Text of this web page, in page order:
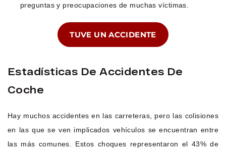
preguntas y preocupaciones de muchas víctimas.
TUVE UN ACCIDENTE
Estadísticas De Accidentes De
Coche
Hay muchos accidentes en las carreteras, pero las colisiones
en las que se ven implicados vehículos se encuentran entre
las más comunes. Estos choques representaron el 43% de